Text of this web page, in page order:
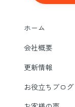
ホーム
会社概要
更新情報
お役立ちブログ